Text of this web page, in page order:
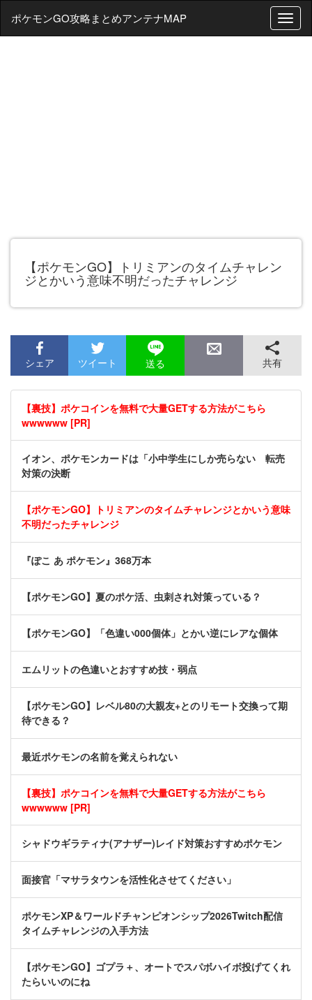
T
o
ポケモンGO攻略まとめアンテナMAP
【ポケモンGO】トリミアンのタイムチャレン
ジとかいう意味不明だったチャレンジ
シェア ツイート 送る 共有
【裏技】ポケコインを無料で大量GETする方法がこちら
wwwwww [PR]
イオン、ポケモンカードは「小中学生にしか売らない 転売
対策の決断
【ポケモンGO】トリミアンのタイムチャレンジとかいう意味
不明だったチャレンジ
『ぽこ あ ポケモン』368万本
【ポケモンGO】夏のポケ活、虫刺され対策っている？
【ポケモンGO】「色違い000個体」とかい逆にレアな個体
エムリットの色違いとおすすめ技・弱点
【ポケモンGO】レベル80の大親友+とのリモート交換って期
待できる？
最近ポケモンの名前を覚えられない
【裏技】ポケコインを無料で大量GETする方法がこちら
wwwwww [PR]
シャドウギラティナ(アナザー)レイド対策おすすめポケモン
面接官「マサラタウンを活性化させてください」
ポケモンXP＆ワールドチャンピオンシップ2026Twitch配信
タイムチャレンジの入手方法
【ポケモンGO】ゴプラ＋、オートでスパボハイボ投げてくれ
たらいいのにね